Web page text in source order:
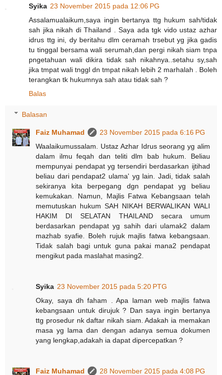
Syika 23 November 2015 pada 12:06 PG
Assalamualaikum,saya ingin bertanya ttg hukum sah/tidak
sah jika nikah di Thailand . Saya ada tgk vido ustaz azhar
idrus ttg ini, dy beritahu dlm ceramah trsebut yg jika gadis
tu tinggal bersama wali serumah,dan pergi nikah siam tnpa
pngetahuan wali dikira tidak sah nikahnya..setahu sy,sah
jika tmpat wali tnggl dn tmpat nikah lebih 2 marhalah . Boleh
terangkan tk hukumnya sah atau tidak sah ?
Balas
Balasan
Faiz Muhamad
23 November 2015 pada 6:16 PG
Waalaikumussalam. Ustaz Azhar Idrus seorang yg alim
dalam ilmu feqah dan teliti dlm bab hukum. Beliau
mempunyai pendapat yg tersendiri berdasarkan ijtihad
beliau dari pendapat2 ulama' yg lain. Jadi, tidak salah
sekiranya kita berpegang dgn pendapat yg beliau
kemukakan. Namun, Majlis Fatwa Kebangsaan telah
memutuskan hukum SAH NIKAH BERWALIKAN WALI
HAKIM DI SELATAN THAILAND secara umum
berdasarkan pendapat yg sahih dari ulamak2 dalam
mazhab syafie. Boleh rujuk majlis fatwa kebangsaan.
Tidak salah bagi untuk guna pakai mana2 pendapat
mengikut pada maslahat masing2.
Syika 23 November 2015 pada 5:20 PTG
Okay, saya dh faham . Apa laman web majlis fatwa
kebangsaan untuk dirujuk ? Dan saya ingin bertanya
ttg prosedur nk daftar nikah siam. Adakah ia memakan
masa yg lama dan dengan adanya semua dokumen
yang lengkap,adakah ia dapat dipercepatkan ?
Faiz Muhamad
28 November 2015 pada 4:08 PG